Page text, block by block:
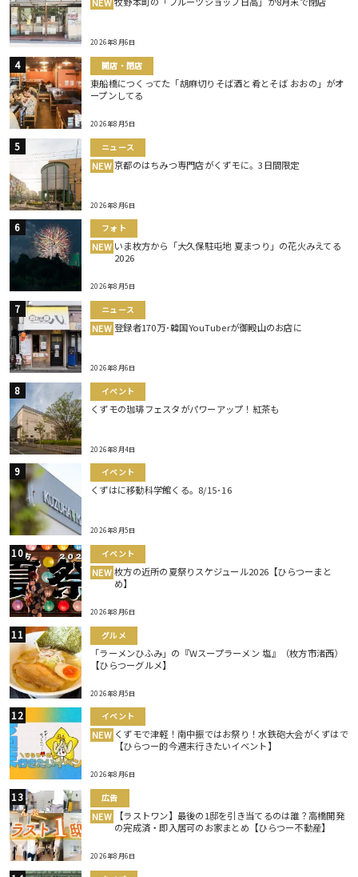
2026年8月6日
開店・閉店
東船橋につくってた「胡麻切りそば酒と肴とそば おおの」がオ
ープンしてる
2026年8月5日
ニュース
NEW 京都のはちみつ専門店がくずモに。3日間限定
2026年8月6日
フォト
NEW いま枚方から「大久保駐屯地 夏まつり」の花火みえてる
2026
2026年8月5日
ニュース
NEW 登録者170万･韓国YouTuberが御殿山のお店に
2026年8月6日
イベント
くずモの珈琲フェスタがパワーアップ！紅茶も
2026年8月4日
イベント
くずはに移動科学館くる。8/15･16
2026年8月5日
イベント
NEW 枚方の近所の夏祭りスケジュール2026【ひらつーまと
め】
2026年8月6日
グルメ
「ラーメンひふみ」の『Wスープラーメン 塩』（枚方市渚西）
【ひらつーグルメ】
2026年8月5日
イベント
NEW くずモで津軽！南中振ではお祭り！水鉄砲大会がくずはで
【ひらつー的今週末行きたいイベント】
2026年8月6日
広告
NEW
【ラストワン】最後の1邸を引き当てるのは誰？高橋開発
の完成済・即入居可のお家まとめ【ひらつー不動産】
2026年8月6日